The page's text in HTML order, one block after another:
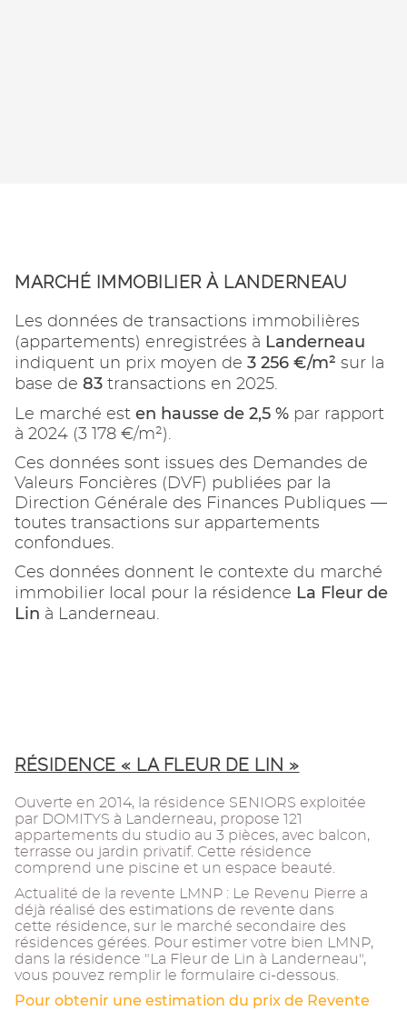
MARCHÉ IMMOBILIER À LANDERNEAU
Les données de transactions immobilières
(appartements) enregistrées à Landerneau
indiquent un prix moyen de 3 256 €/m² sur la
base de 83 transactions en 2025.
Le marché est en hausse de 2,5 % par rapport
à 2024 (3 178 €/m²).
Ces données sont issues des Demandes de
Valeurs Foncières (DVF) publiées par la
Direction Générale des Finances Publiques —
toutes transactions sur appartements
confondues.
Ces données donnent le contexte du marché
immobilier local pour la résidence La Fleur de
Lin à Landerneau.
RÉSIDENCE « LA FLEUR DE LIN »
Ouverte en 2014, la résidence SENIORS exploitée
par DOMITYS à Landerneau, propose 121
appartements du studio au 3 pièces, avec balcon,
terrasse ou jardin privatif. Cette résidence
comprend une piscine et un espace beauté.
Actualité de la revente LMNP : Le Revenu Pierre a
déjà réalisé des estimations de revente dans
cette résidence, sur le marché secondaire des
résidences gérées. Pour estimer votre bien LMNP,
dans la résidence "La Fleur de Lin à Landerneau",
vous pouvez remplir le formulaire ci-dessous.
Pour obtenir une estimation du prix de Revente